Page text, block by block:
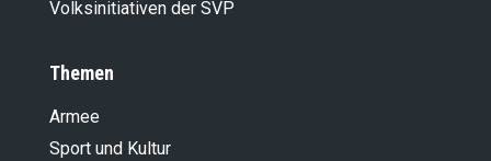
Volksinitiativen der SVP
Themen
Armee
Sport und Kultur